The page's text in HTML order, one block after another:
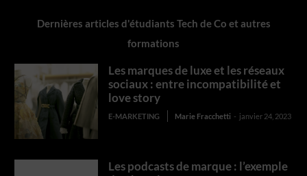
Dernières articles d'étudiants Tech de Co et autres
formations
Les marques de luxe et les réseaux
sociaux : entre incompatibilité et
love story
E-MARKETING Marie Fracchetti - janvier 24, 2023
Les podcasts de marque : l’exemple